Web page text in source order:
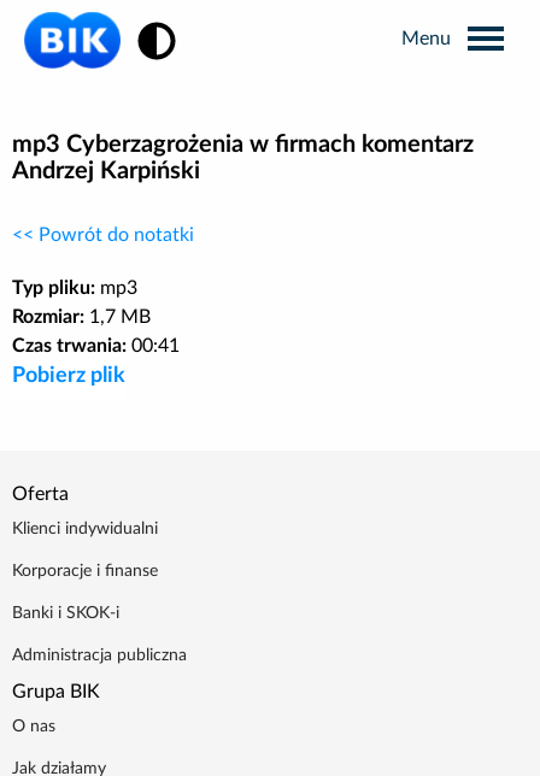
Analizy rynkowe
Publikacje BIK
Kontakt dla mediów
Poradnik BIK
mp3 Cyberzagrożenia w firmach komentarz
Andrzej Karpiński
<< Powrót do notatki
Typ pliku: mp3
Rozmiar: 1,7 MB
Czas trwania: 00:41
Pobierz plik
Oferta
Klienci indywidualni
Korporacje i finanse
Banki i SKOK-i
Administracja publiczna
Grupa BIK
O nas
Jak działamy